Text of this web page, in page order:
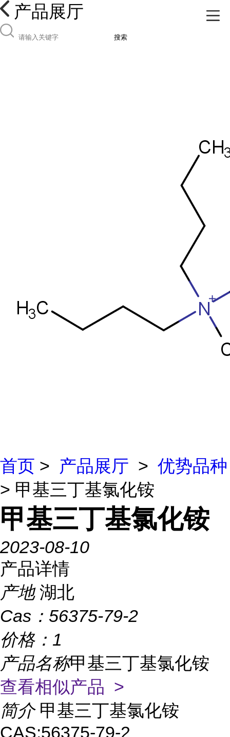
产品展厅
搜索
首页 > 产品展厅 > 优势品种
> 甲基三丁基氯化铵
甲基三丁基氯化铵
2023-08-10
产品详情
产地 湖北
Cas： 56375-79-2
价格： 1
产品名称甲基三丁基氯化铵
查看相似产品 >
简介 甲基三丁基氯化铵
CAS:56375-79-2